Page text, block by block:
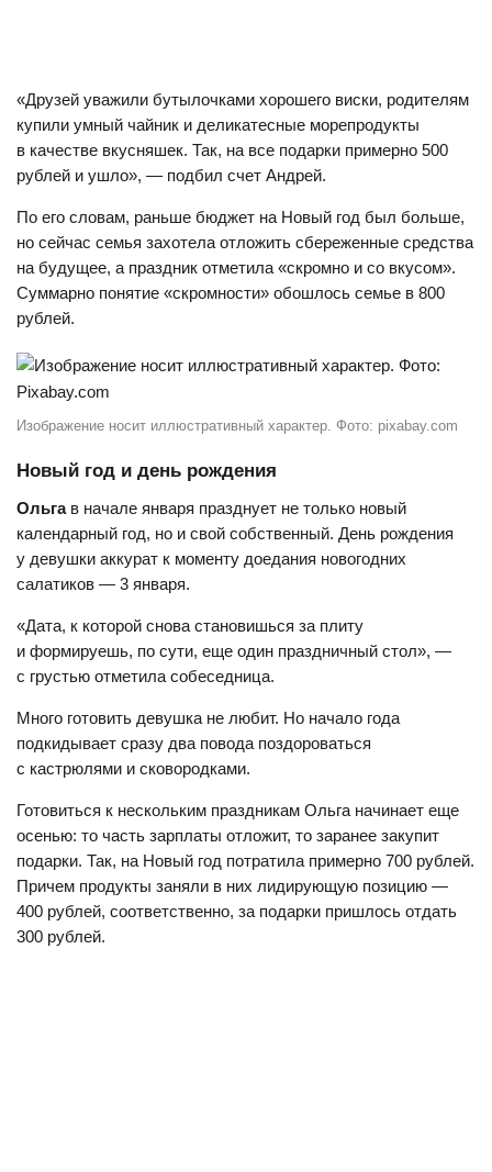
«Друзей уважили бутылочками хорошего виски, родителям
купили умный чайник и деликатесные морепродукты
в качестве вкусняшек. Так, на все подарки примерно 500
рублей и ушло», — подбил счет Андрей.
По его словам, раньше бюджет на Новый год был больше,
но сейчас семья захотела отложить сбереженные средства
на будущее, а праздник отметила «скромно и со вкусом».
Суммарно понятие «скромности» обошлось семье в 800
рублей.
Изображение носит иллюстративный характер. Фото: pixabay.com
Новый год и день рождения
Ольга в начале января празднует не только новый
календарный год, но и свой собственный. День рождения
у девушки аккурат к моменту доедания новогодних
салатиков — 3 января.
«Дата, к которой снова становишься за плиту
и формируешь, по сути, еще один праздничный стол», —
с грустью отметила собеседница.
Много готовить девушка не любит. Но начало года
подкидывает сразу два повода поздороваться
с кастрюлями и сковородками.
Готовиться к нескольким праздникам Ольга начинает еще
осенью: то часть зарплаты отложит, то заранее закупит
подарки. Так, на Новый год потратила примерно 700 рублей.
Причем продукты заняли в них лидирующую позицию —
400 рублей, соответственно, за подарки пришлось отдать
300 рублей.